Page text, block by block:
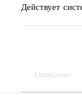
Действует
Описание